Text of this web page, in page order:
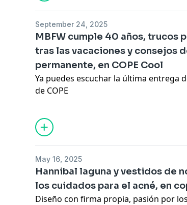
En el ámbito de la belleza, los
September 24, 2025
MBFW cumple 40 años, trucos
tras las vacaciones y consejos
permanente, en COPE Cool
Ya puedes escuchar la última entrega
de COPE
May 16, 2025
Hannibal laguna y vestidos de
los cuidados para el acné, en
Diseño con firma propia, pasión por